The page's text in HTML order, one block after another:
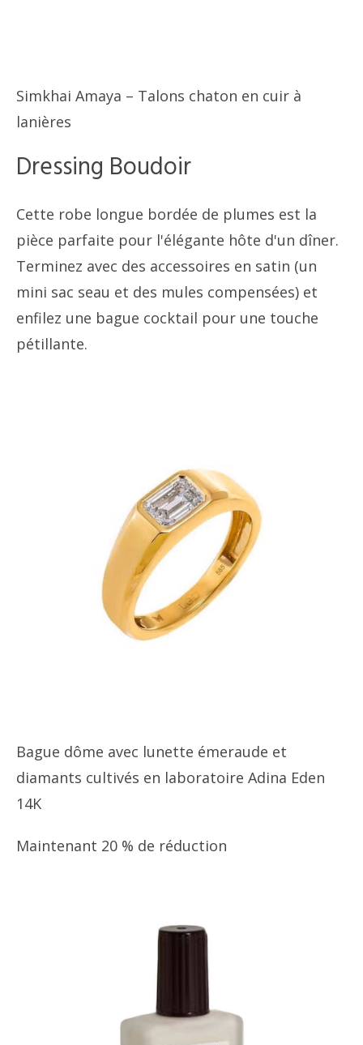
Simkhai Amaya – Talons chaton en cuir à
lanières
Dressing Boudoir
Cette robe longue bordée de plumes est la
pièce parfaite pour l'élégante hôte d'un dîner.
Terminez avec des accessoires en satin (un
mini sac seau et des mules compensées) et
enfilez une bague cocktail pour une touche
pétillante.
Bague dôme avec lunette émeraude et
diamants cultivés en laboratoire Adina Eden
14K
Maintenant 20 % de réduction